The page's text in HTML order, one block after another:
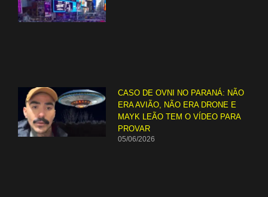
CASO DE OVNI NO PARANÁ: NÃO
ERA AVIÃO, NÃO ERA DRONE E
MAYK LEÃO TEM O VÍDEO PARA
PROVAR
05/06/2026